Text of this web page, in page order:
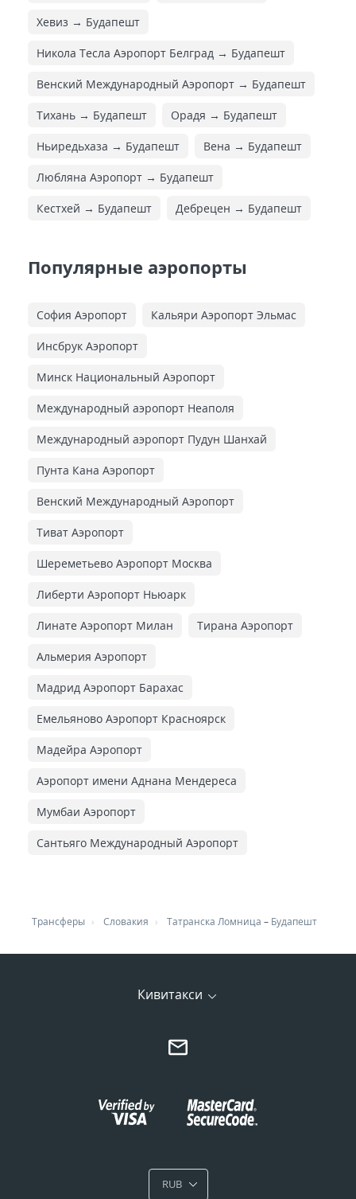
Хевиз → Будапешт
Никола Тесла Аэропорт Белград → Будапешт
Венский Международный Аэропорт → Будапешт
Тихань → Будапешт Орадя → Будапешт
Ньиредьхаза → Будапешт Вена → Будапешт
Любляна Аэропорт → Будапешт
Кестхей → Будапешт Дебрецен → Будапешт
Популярные аэропорты
София Аэропорт Кальяри Аэропорт Эльмас
Инсбрук Аэропорт
Минск Национальный Аэропорт
Международный аэропорт Неаполя
Международный аэропорт Пудун Шанхай
Пунта Кана Аэропорт
Венский Международный Аэропорт
Тиват Аэропорт
Шереметьево Аэропорт Москва
Либерти Аэропорт Ньюарк
Линате Аэропорт Милан Тирана Аэропорт
Альмерия Аэропорт
Мадрид Аэропорт Барахас
Емельяново Аэропорт Красноярск
Мадейра Аэропорт
Аэропорт имени Аднана Мендереса
Мумбаи Аэропорт
Сантьяго Международный Аэропорт
Трансферы Словакия Татранска Ломница – Будапешт
Кивитакси
RUB